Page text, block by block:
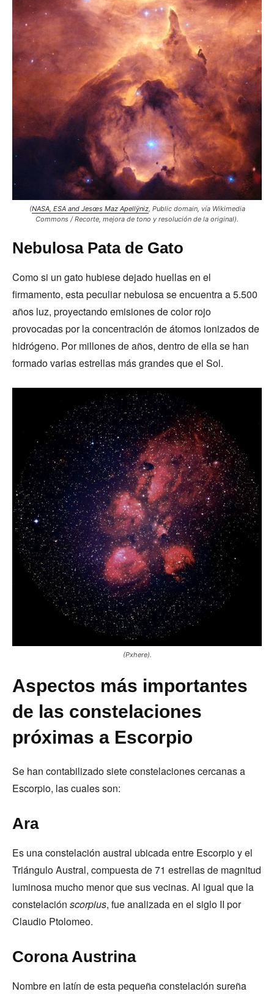
(NASA, ESA and Jesœs Maz Apellÿniz, Public domain, vía Wikimedia
Commons / Recorte, mejora de tono y resolución de la original).
Nebulosa Pata de Gato
Como si un gato hubiese dejado huellas en el
firmamento, esta peculiar nebulosa se encuentra a 5.500
años luz, proyectando emisiones de color rojo
provocadas por la concentración de átomos ionizados de
hidrógeno. Por millones de años, dentro de ella se han
formado varias estrellas más grandes que el Sol.
(Pxhere).
Aspectos más importantes
de las constelaciones
próximas a Escorpio
Se han contabilizado siete constelaciones cercanas a
Escorpio, las cuales son:
Ara
Es una constelación austral ubicada entre Escorpio y el
Triángulo Austral, compuesta de 71 estrellas de magnitud
luminosa mucho menor que sus vecinas. Al igual que la
constelación scorpius, fue analizada en el siglo II por
Claudio Ptolomeo.
Corona Austrina
Nombre en latín de esta pequeña constelación sureña